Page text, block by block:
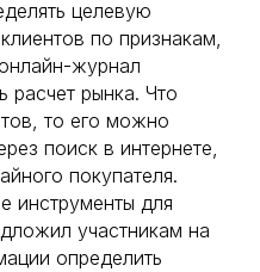
целевую
по признакам,
журнал
расчет рынка. Что
то его можно
поиск в интернете,
покупателя.
инструменты для
участникам на
определить